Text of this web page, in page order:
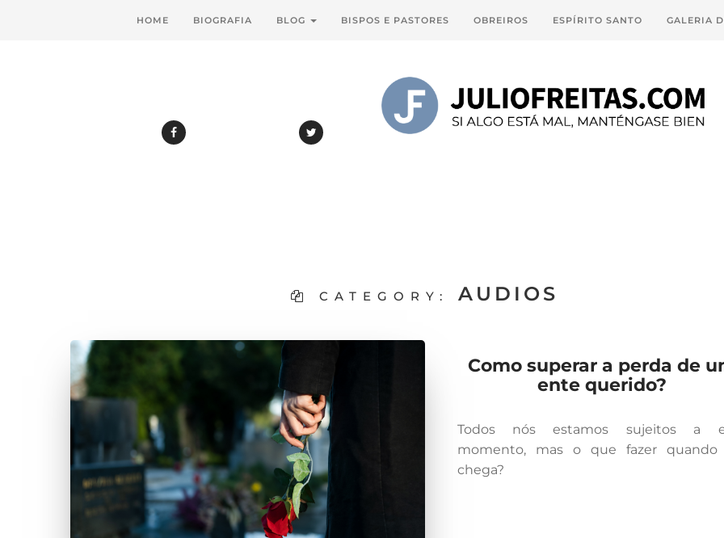
HOME BIOGRAFIA BLOG BISPOS E PASTORES OBREIROS ESPÍRITO SANTO GALERIA
CATEGORY:AUDIOS
Como superar a perda de
ente querido?
Todos nós estamos sujeitos a
momento, mas o que fazer quando
chega?